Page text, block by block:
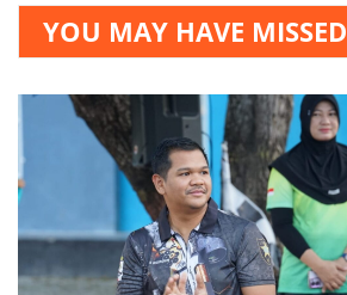
YOU MAY HAVE MISSED